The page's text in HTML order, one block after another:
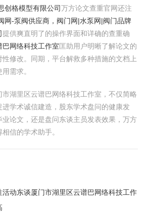
创格模型有限公司万方论文查重官网还注
网-泵阀供应商，阀门网|水泵网|阀门品牌
提供爽直明了的操作界面和详确的查重确
巴网络科技工作室匡助用户明晰了解论文的
修改。同期，平台解救多种措施的文档上
需求。
湖里区云谱巴网络科技工作室，不仅简略
学术诚信建造，股东学术盘问的健康发
业论文，还是盘问东谈主员发表效果，万方
信的学术助手。
活动东谈厦门市湖里区云谱巴网络科技工作